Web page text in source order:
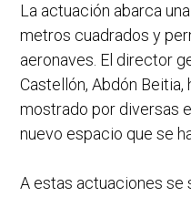
La actuación abarca
metros cuadrados y
aeronaves. El director
Castellón, Abdón Beitia,
mostrado por diversas
nuevo espacio que se
A estas actuaciones se